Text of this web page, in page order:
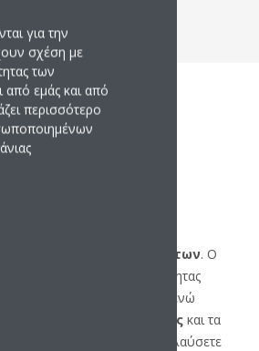
είναι
παλαιών λεβήτων. Ο
της υβριδικής αντλίας θερμότητας
χώρο εγκατάστασης, ενώ
υπάρχουσες σωληνώσεις και τα
τον τρόπο, μπορείτε να απολαύσετε
για την
σχέση με
των
από εμάς και από
περισσότερο